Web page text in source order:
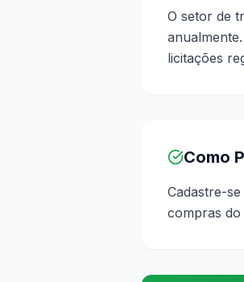
O setor de
licitações
Como
Cadastre-
compras do